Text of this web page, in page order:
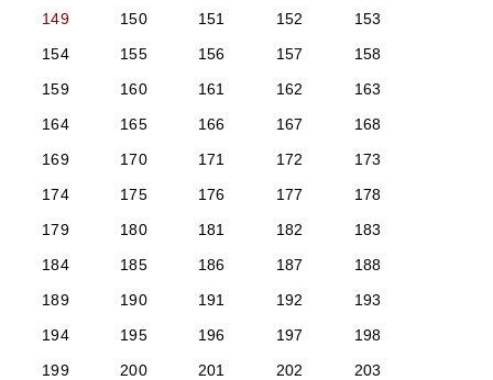
149
150 151 152
153
154
155 156 157
158
159
160 161 162
163
164
165 166 167
168
169
170 171 172
173
174
175 176 177
178
179
180 181 182
183
184
185 186 187
188
189
190 191 192
193
194
195 196 197
198
199
200 201 202
203